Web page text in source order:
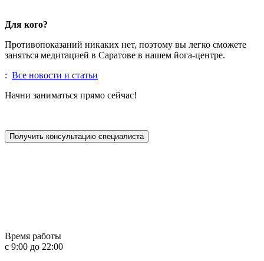
Для кого?
Противопоказаний никаких нет, поэтому вы легко сможете
заняться медитацией в Саратове в нашем йога-центре.
: Все новости и статьи
Начни заниматься прямо сейчас!
Получить консультацию специалиста
Время работы
c 9:00 до 22:00